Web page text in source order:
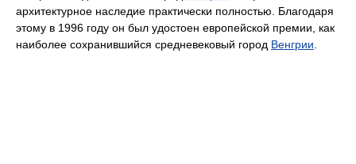
архитектурное наследие практически полностью. Благодаря
этому в 1996 году он был удостоен европейской премии, как
наиболее сохранившийся средневековый город Венгрии